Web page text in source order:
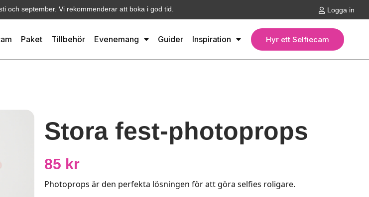
och september. Vi rekommenderar att boka i god tid. Logga in
Paket Tillbehör Evenemang Guider Inspiration Hyr ett Selfiecam
Stora fest-photoprops
85 kr
Photoprops är den perfekta lösningen för att göra selfies roligare.